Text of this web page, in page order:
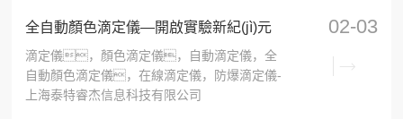
全自動顏色滴定儀—開啟實驗新紀(jì)元
滴定儀，顏色滴定儀，自動滴定儀，全
自動顏色滴定儀，在線滴定儀，防爆滴定儀-
上海泰特睿杰信息科技有限公司
02-03